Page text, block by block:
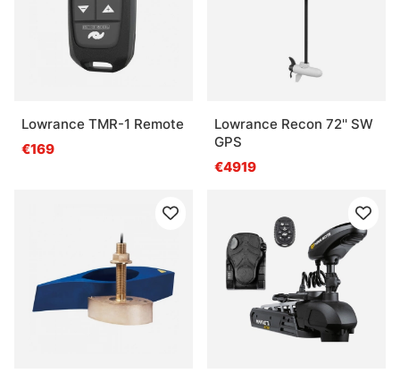
Lowrance TMR-1 Remote
€169
Lowrance Recon 72'' SW
GPS
€4919